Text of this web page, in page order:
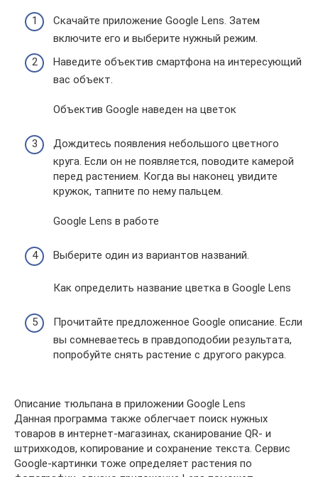
Скачайте приложение Google Lens. Затем
включите его и выберите нужный режим.
Наведите объектив смартфона на интересующий
вас объект.
Объектив Google наведен на цветок
Дождитесь появления небольшого цветного
круга. Если он не появляется, поводите камерой
перед растением. Когда вы наконец увидите
кружок, тапните по нему пальцем.
Google Lens в работе
Выберите один из вариантов названий.
Как определить название цветка в Google Lens
Прочитайте предложенное Google описание. Если
вы сомневаетесь в правдоподобии результата,
попробуйте снять растение с другого ракурса.
Описание тюльпана в приложении Google Lens
Данная программа также облегчает поиск нужных
товаров в интернет-магазинах, сканирование QR- и
штрихкодов, копирование и сохранение текста. Сервис
Google-картинки тоже определяет растения по